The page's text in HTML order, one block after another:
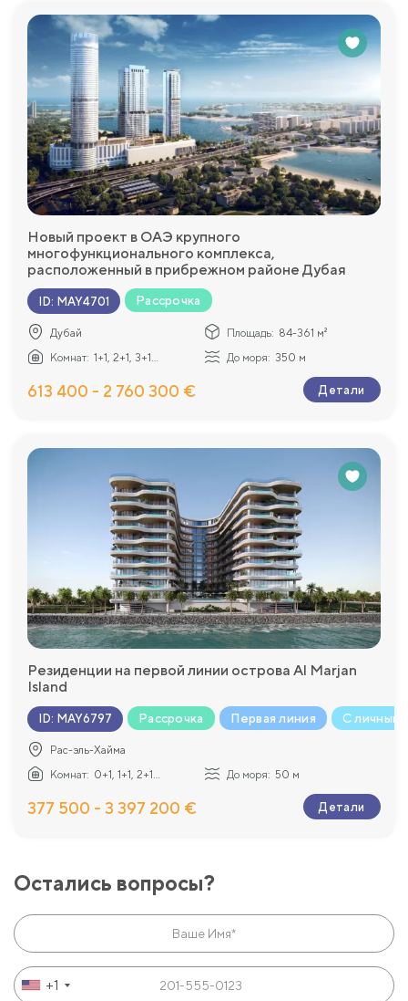
Новый проект в ОАЭ крупного
многофункционального комплекса,
расположенный в прибрежном районе Дубая
ID: MAY4701 Рассрочка
Дубай Площадь: 84-361 м²
Комнат: 1+1, 2+1, 3+1... До моря: 350 м
613 400 - 2 760 300 € Детали
Резиденции на первой линии острова Al Marjan
Island
ID: MAY6797 Рассрочка Первая линия С личным
Рас-эль-Хайма
Комнат: 0+1, 1+1, 2+1... До моря: 50 м
377 500 - 3 397 200 € Детали
Остались вопросы?
+1